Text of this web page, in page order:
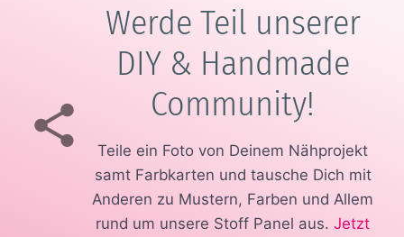
Werde Teil unserer
DIY & Handmade
Community!
Teile ein Foto von Deinem Nähprojekt
samt Farbkarten und tausche Dich mit
Anderen zu Mustern, Farben und Allem
rund um unsere Stoff Panel aus. Jetzt